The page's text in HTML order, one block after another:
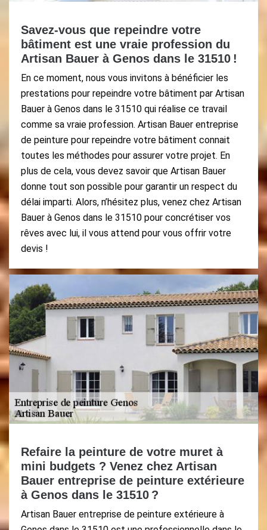
Savez-vous que repeindre votre
bâtiment est une vraie profession du
Artisan Bauer à Genos dans le 31510 !
En ce moment, nous vous invitons à bénéficier les
prestations pour repeindre votre bâtiment par Artisan
Bauer à Genos dans le 31510 qui réalise ce travail
comme sa vraie profession. Artisan Bauer entreprise
de peinture pour repeindre votre bâtiment connait
toutes les méthodes pour assurer votre projet. En
plus de cela, vous devez savoir que Artisan Bauer
donne tout son possible pour garantir un respect du
délai imparti. Alors, n’hésitez plus, venez chez Artisan
Bauer à Genos dans le 31510 pour concrétiser vos
rêves avec lui, il vous attend pour vous offrir votre
devis !
Refaire la peinture de votre muret à
mini budgets ? Venez chez Artisan
Bauer entreprise de peinture extérieure
à Genos dans le 31510 ?
Artisan Bauer entreprise de peinture extérieure à